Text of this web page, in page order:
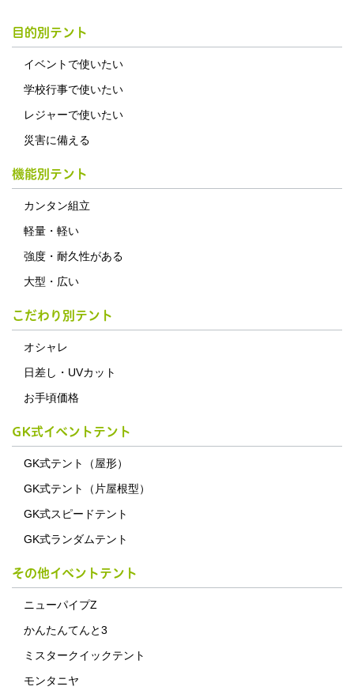
目的別テント
イベントで使いたい
学校行事で使いたい
レジャーで使いたい
災害に備える
機能別テント
カンタン組立
軽量・軽い
強度・耐久性がある
大型・広い
こだわり別テント
オシャレ
日差し・UVカット
お手頃価格
GK式イベントテント
GK式テント（屋形）
GK式テント（片屋根型）
GK式スピードテント
GK式ランダムテント
その他イベントテント
ニューパイプZ
かんたんてんと3
ミスタークイックテント
モンタニヤ